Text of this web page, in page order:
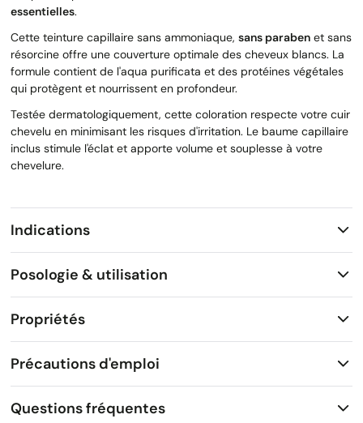
essentielles.
Cette teinture capillaire sans ammoniaque, sans paraben et sans
résorcine offre une couverture optimale des cheveux blancs. La
formule contient de l'aqua purificata et des protéines végétales
qui protègent et nourrissent en profondeur.
Testée dermatologiquement, cette coloration respecte votre cuir
chevelu en minimisant les risques d'irritation. Le baume capillaire
inclus stimule l'éclat et apporte volume et souplesse à votre
chevelure.
Indications
Posologie & utilisation
Propriétés
Précautions d'emploi
Questions fréquentes